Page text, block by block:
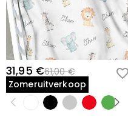
31,95 €61,00 €
Zomeruitverkoop